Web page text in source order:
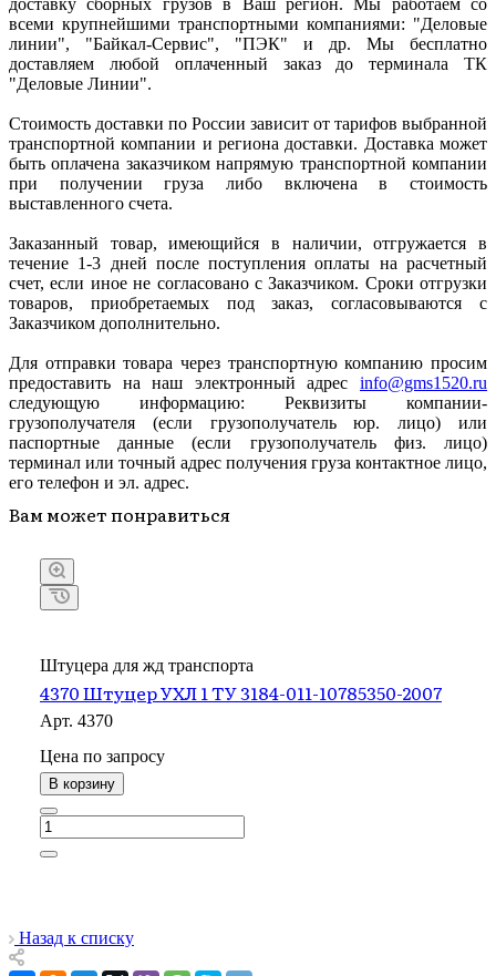
всеми крупнейшими транспортными компаниями: "Деловые
линии", "Байкал-Сервис", "ПЭК" и др. Мы бесплатно
доставляем любой оплаченный заказ до терминала ТК
"Деловые Линии".
Стоимость доставки по России зависит от тарифов выбранной
транспортной компании и региона доставки. Доставка может
быть оплачена заказчиком напрямую транспортной компании
при получении груза либо включена в стоимость
выставленного счета.
Заказанный товар, имеющийся в наличии, отгружается в
течение 1-3 дней после поступления оплаты на расчетный
счет, если иное не согласовано с Заказчиком. Сроки отгрузки
товаров, приобретаемых под заказ, согласовываются с
Заказчиком дополнительно.
Для отправки товара через транспортную компанию просим
предоставить на наш электронный адрес info@gms1520.ru
следующую информацию: Реквизиты компании-
грузополучателя (если грузополучатель юр. лицо) или
паспортные данные (если грузополучатель физ. лицо)
терминал или точный адрес получения груза контактное лицо,
его телефон и эл. адрес.
Вам может понравиться
Штуцера для жд транспорта
4370 Штуцер УХЛ 1 ТУ 3184-011-10785350-2007
Арт. 4370
Цена по запросу
В корзину
Назад к списку